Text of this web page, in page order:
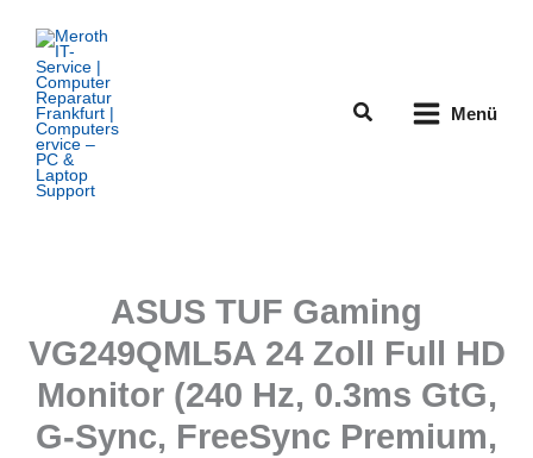
Inhalt
springen
Suchen Menü
ASUS TUF Gaming
VG249QML5A 24 Zoll Full HD
Monitor (240 Hz, 0.3ms GtG,
G-Sync, FreeSync Premium,